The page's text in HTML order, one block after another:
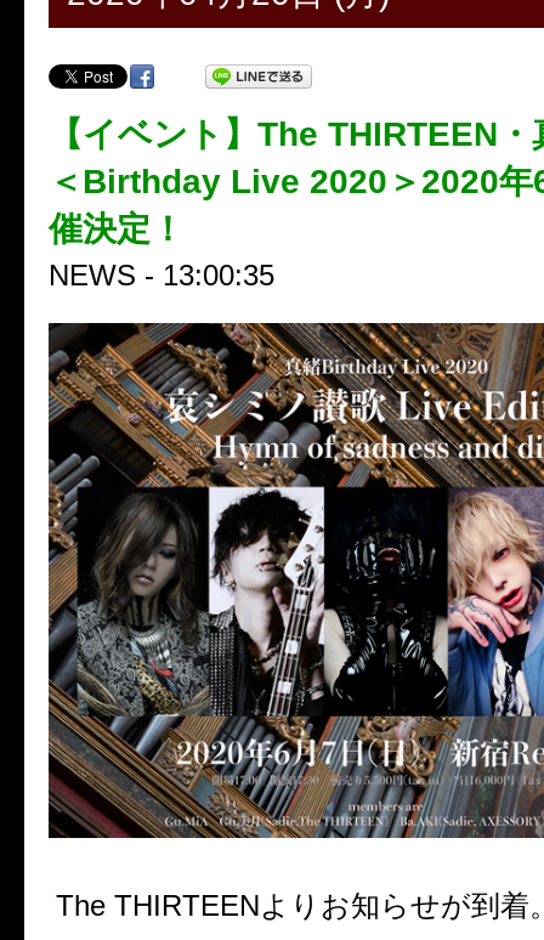
【イベント】The THIRTEEN
＜Birthday Live 2020＞2020年
催決定！
NEWS - 13:00:35
The THIRTEENよりお知らせが到着